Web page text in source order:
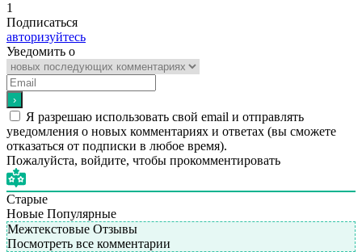
1
Подписаться
авторизуйтесь
Уведомить о
Я разрешаю использовать свой email и отправлять
уведомления о новых комментариях и ответах (вы cможете
отказаться от подписки в любое время).
Пожалуйста, войдите, чтобы прокомментировать
Старые
Новые Популярные
Межтекстовые Отзывы
Посмотреть все комментарии